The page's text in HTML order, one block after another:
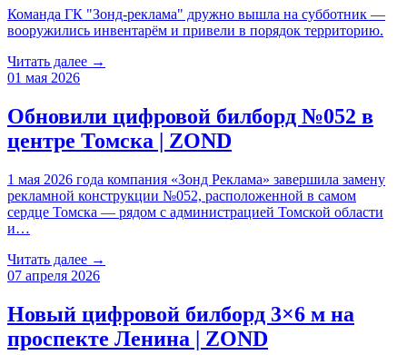
Команда ГК "Зонд-реклама" дружно вышла на субботник —
вооружились инвентарём и привели в порядок территорию.
Читать далее →
01 мая 2026
Обновили цифровой билборд №052 в
центре Томска | ZOND
1 мая 2026 года компания «Зонд Реклама» завершила замену
рекламной конструкции №052, расположенной в самом
сердце Томска — рядом с администрацией Томской области
и…
Читать далее →
07 апреля 2026
Новый цифровой билборд 3×6 м на
проспекте Ленина | ZOND